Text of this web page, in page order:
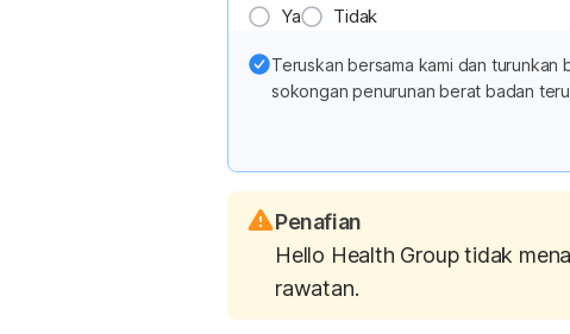
Ya Tidak
Teruskan bersama kami dan
sokongan penurunan berat badan
Penafian
Hello Health Group tidak
rawatan.